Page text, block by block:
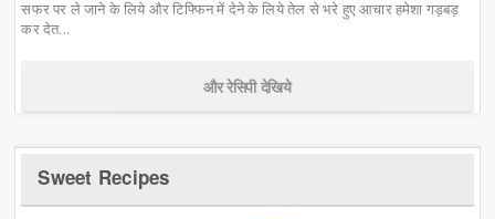
सफर पर ले जाने के लिये और टिफ्फिन में देने के लिये तेल से भरे हुए आचार हमेशा गड़बड़
कर देत...
और रेसिपी देखिये
Sweet Recipes